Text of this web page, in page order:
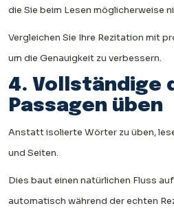
die Sie beim Lesen möglicherweise
Vergleichen Sie Ihre Rezitation mit
um die Genauigkeit zu verbessern.
4. Vollständige
Passagen üben
Anstatt isolierte Wörter zu üben,
und Seiten.
Dies baut einen natürlichen Fluss
automatisch während der echten